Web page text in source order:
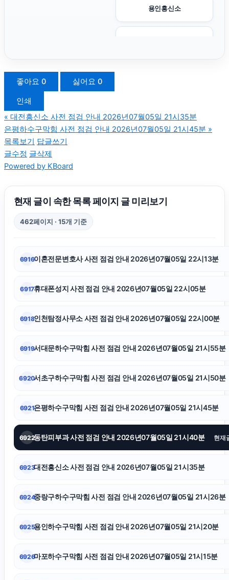
용인흥신소
이혼전문변호사
용인학교폭력변호사
용인형사변호사
수원음주운전변호사
좋아요 0 싫어요 0
인쇄
« 대전흥신소 사전 점검 안내 2026년07월05일 21시35분
은평하수구막힘 사전 점검 안내 2026년07월05일 21시45분 »
목록보기 답글쓰기
글수정 글삭제
Powered by KBoard
현재 글이 속한 목록 페이지 글 미리보기
462페이지 · 15개 기준
6916이혼전문변호사 사전 점검 안내 2026년07월05일 22시13분
6917휴대폰성지 사전 점검 안내 2026년07월05일 22시05분
6918인천탐정사무소 사전 점검 안내 2026년07월05일 22시00분
6919서대문하수구막힘 사전 점검 안내 2026년07월05일 21시55분
6920서초구하수구막힘 사전 점검 안내 2026년07월05일 21시50분
6921은평하수구막힘 사전 점검 안내 2026년07월05일 21시45분
6922동탄피부과 사전 점검 안내 2026년07월05일 21시40분 현재
6923대전흥신소 사전 점검 안내 2026년07월05일 21시35분
6924중랑구하수구막힘 사전 점검 안내 2026년07월05일 21시26분
6925용인하수구막힘 사전 점검 안내 2026년07월05일 21시20분
6926마포하수구막힘 사전 점검 안내 2026년07월05일 21시15분